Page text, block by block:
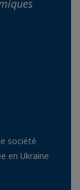
société
en Ukraine